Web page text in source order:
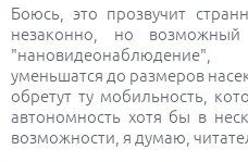
Боюсь, это прозвучит
незаконно, но
уменьшатся до размеров
обретут ту мобильность,
автономность хотя бы в
возможности, я думаю,